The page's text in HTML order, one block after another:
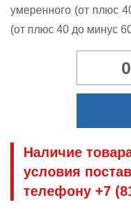
умеренного (от плюс
(от плюс 40 до минус
Наличие
условия
телефону +7